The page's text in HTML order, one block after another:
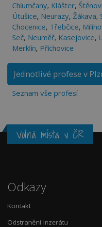
Chlumčany, Klášter,
Útušice, Neurazy, Žákava,
Chocenice, Třebčice,
Seč, Neuměř, Kasejovice,
Merklín, Příchovice
Jednotlivé profese v
Seznam vše profesí
Volná místa v ČR
Odkazy
Kontakt
Odstranění inzerátu